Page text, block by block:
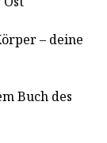
– deine
Buch des